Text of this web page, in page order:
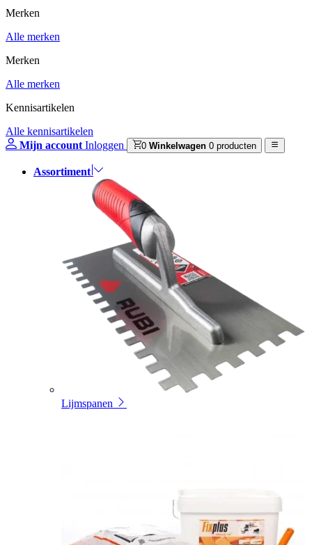
Merken
Alle merken
Merken
Alle merken
Kennisartikelen
Alle kennisartikelen
Mijn account Inloggen 0 Winkelwagen 0 producten
Assortiment
Lijmspanen